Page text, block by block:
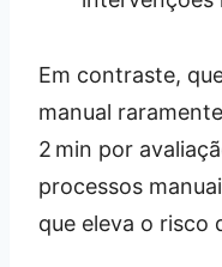
Em contraste,
manual
2 min por
processos
que eleva o risco